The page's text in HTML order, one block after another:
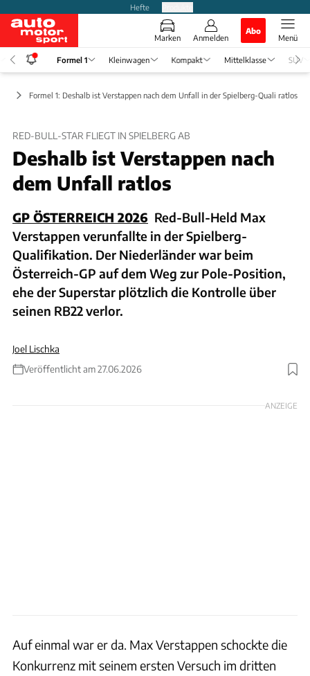
Hefte
Marken Anmelden
Abo
Menü
Formel 1 Kleinwagen Kompakt Mittelklasse SUV
Formel 1: Deshalb ist Verstappen nach dem Unfall in der Spielberg-Quali ratlos
RED-BULL-STAR FLIEGT IN SPIELBERG AB
Deshalb ist Verstappen nach
dem Unfall ratlos
GP ÖSTERREICH 2026 Red-Bull-Held Max
Verstappen verunfallte in der Spielberg-
Qualifikation. Der Niederländer war beim
Österreich-GP auf dem Weg zur Pole-Position,
ehe der Superstar plötzlich die Kontrolle über
seinen RB22 verlor.
Joel Lischka
Veröffentlicht am 27.06.2026
Foto: Peter Fox via Getty Images
ANZEIGE
Auf einmal war er da. Max Verstappen schockte die
Konkurrenz mit seinem ersten Versuch im dritten